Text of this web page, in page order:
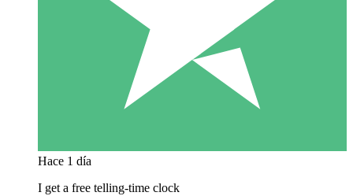
Hace 1 día
I get a free telling-time clock